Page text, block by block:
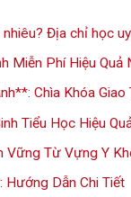
Địa chỉ học
Miễn Phí Hiệu Quả
Chìa Khóa
Tiểu Học Hiệu
Vững Từ Vựng Y
Hướng Dẫn Chi Tiết